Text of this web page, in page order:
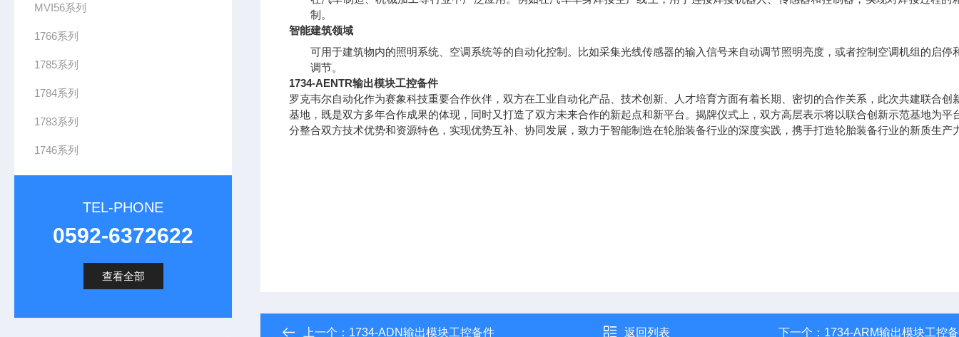
MVI56系列
1766系列
1785系列
1784系列
1783系列
1746系列
TEL-PHONE
0592-6372622
查看全部
制。
智能建筑领域
可用于建筑物内的照明系统、空调系统等的自动化控制。比如采集光线传感器的输入信号来自动调节照明亮度，或者控制空调机组的启停
调节。
1734-AENTR输出模块工控备件
罗克韦尔自动化作为赛象科技重要合作伙伴，双方在工业自动化产品、技术创新、人才培育方面有着长期、密切的合作关系，此次共建联合创
基地，既是双方多年合作成果的体现，同时又打造了双方未来合作的新起点和新平台。揭牌仪式上，双方高层表示将以联合创新示范基地为平
分整合双方技术优势和资源特色，实现优势互补、协同发展，致力于智能制造在轮胎装备行业的深度实践，携手打造轮胎装备行业的新质生产
上一个： 1734-ADN输出模块工控备件 返回列表 下一个： 1734-ARM输出模块工控